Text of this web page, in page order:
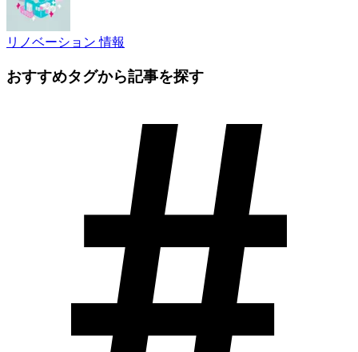
リノベーション 情報
おすすめタグから記事を探す